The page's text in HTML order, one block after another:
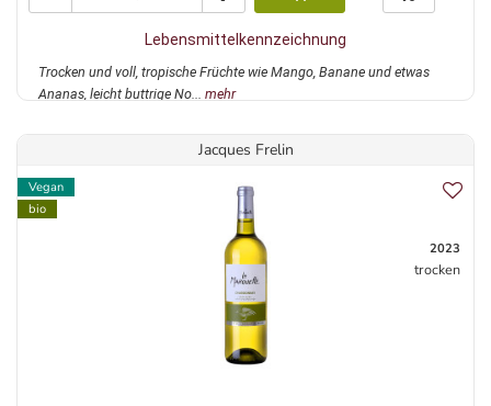
Lebensmittelkennzeichnung
Trocken und voll, tropische Früchte wie Mango, Banane und etwas
Ananas, leicht buttrige No... mehr
Jacques Frelin
Vegan
bio
2023
trocken